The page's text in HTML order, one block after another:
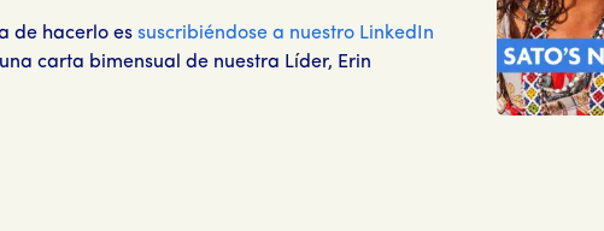
de hacerlo es suscribiéndose a nuestro LinkedIn
carta bimensual de nuestra Líder, Erin